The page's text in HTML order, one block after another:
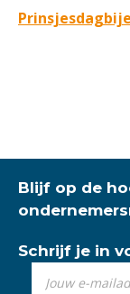
Blijf op de
Schrijf je in